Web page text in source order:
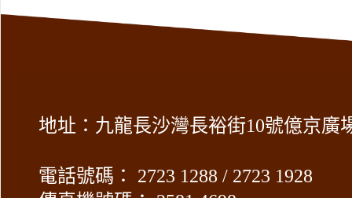
地址：九龍長沙灣長裕街10號億京廣
電話號碼： 2723 1288 / 2723 1928